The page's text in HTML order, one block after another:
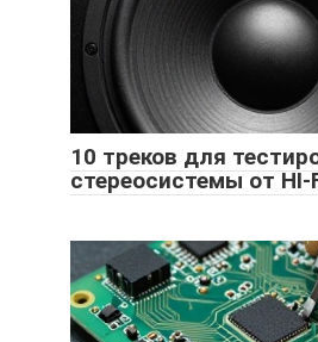
10 треков для
стереосистемы от HI-